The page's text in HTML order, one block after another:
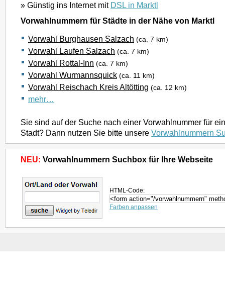
» Günstig ins Internet mit DSL in Marktl
Vorwahlnummern für Städte in der Nähe von Marktl
Vorwahl Burghausen Salzach (ca. 7 km)
Vorwahl Laufen Salzach (ca. 7 km)
Vorwahl Rottal-Inn (ca. 7 km)
Vorwahl Wurmannsquick (ca. 11 km)
Vorwahl Reischach Kreis Altötting (ca. 12 km)
mehr…
Sie sind auf der Suche nach einer Vorwahlnummer für
Stadt? Dann nutzen Sie bitte unsere Vorwahlnummern
NEU: Vorwahlnummern Suchbox für Ihre Webseite
HTML-Code:
Farben anpassen